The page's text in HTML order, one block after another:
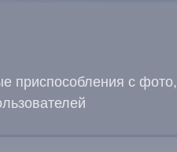
приспособления с фото,